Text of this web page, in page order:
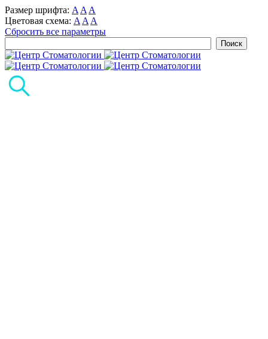
Размер шрифта: A A A
Цветовая схема: A A A
Сбросить все параметры